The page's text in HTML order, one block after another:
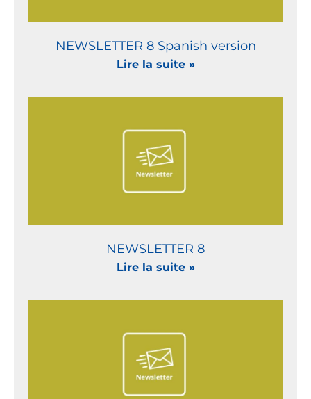
NEWSLETTER 8 Spanish version
Lire la suite »
NEWSLETTER 8
Lire la suite »